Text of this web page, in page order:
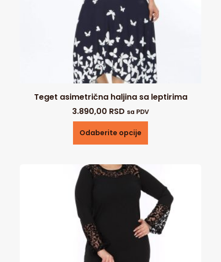
Teget asimetrična haljina sa leptirima
3.890,00 RSD sa PDV
Odaberite opcije